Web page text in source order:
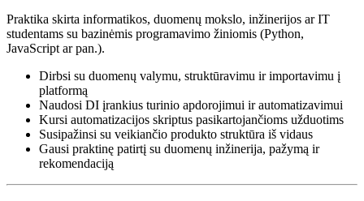
Praktika skirta informatikos, duomenų mokslo, inžinerijos ar IT
studentams su bazinėmis programavimo žiniomis (Python,
JavaScript ar pan.).
Dirbsi su duomenų valymu, struktūravimu ir importavimu į
platformą
Naudosi DI įrankius turinio apdorojimui ir automatizavimui
Kursi automatizacijos skriptus pasikartojančioms užduotims
Susipažinsi su veikiančio produkto struktūra iš vidaus
Gausi praktinę patirtį su duomenų inžinerija, pažymą ir
rekomendaciją